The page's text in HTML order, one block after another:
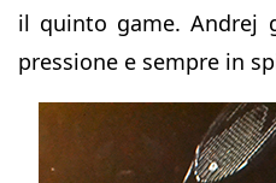
il quinto game. Andrej
pressione e sempre in